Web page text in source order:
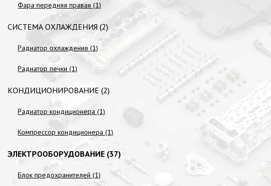
Фара передняя правая (1)
СИСТЕМА ОХЛАЖДЕНИЯ (2)
Радиатор охлаждения (1)
Радиатор печки (1)
КОНДИЦИОНИРОВАНИЕ (2)
Радиатор кондиционера (1)
Компрессор кондиционера (1)
ЭЛЕКТРООБОРУДОВАНИЕ (37)
Блок предохранителей (1)